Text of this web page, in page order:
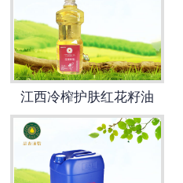
江西冷榨护肤红花籽油